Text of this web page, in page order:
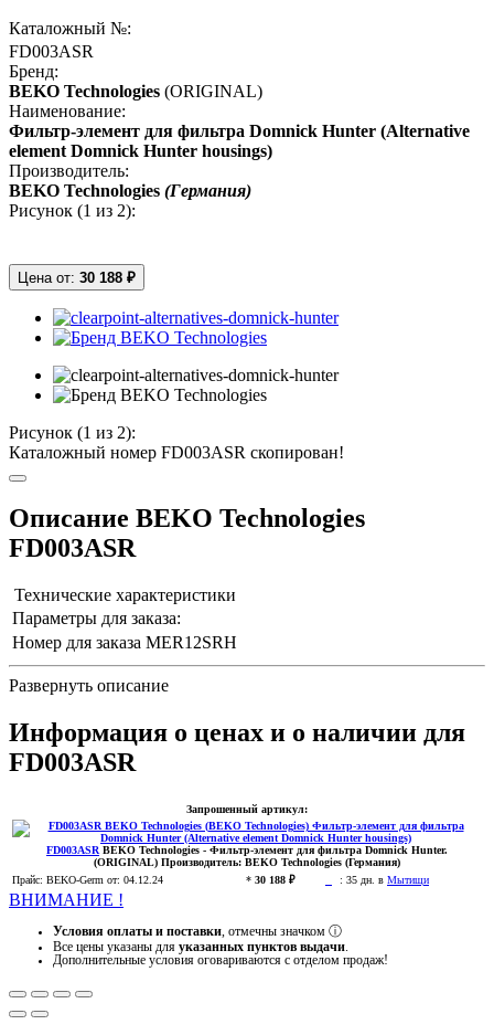
Каталожный №:
FD003ASR
Бренд:
BEKO Technologies (ORIGINAL)
Наименование:
Фильтр-элемент для фильтра Domnick Hunter (Alternative
element Domnick Hunter housings)
Производитель:
BEKO Technologies (Германия)
Рисунок (1 из 2):
Цена от: 30 188 ₽
Рисунок (1 из 2):
Каталожный номер FD003ASR скопирован!
Описание BEKO Technologies
FD003ASR
Технические характеристики
Параметры для заказа:
Номер для заказа MER12SRH
Развернуть описание
Информация о ценах и о наличии для
FD003ASR
Запрошенный артикул:
FD003ASR BEKO Technologies - Фильтр-элемент для фильтра Domnick Hunter.
(ORIGINAL) Производитель: BEKO Technologies (Германия)
Прайс: BEKO-Germ от: 04.12.24 * 30 188 ₽ : 35 дн. в Мытищи
ВНИМАНИЕ !
Условия оплаты и поставки , отмечны значком ⓘ
Все цены указаны для указанных пунктов выдачи
Дополнительные условия оговариваются с отделом продаж!